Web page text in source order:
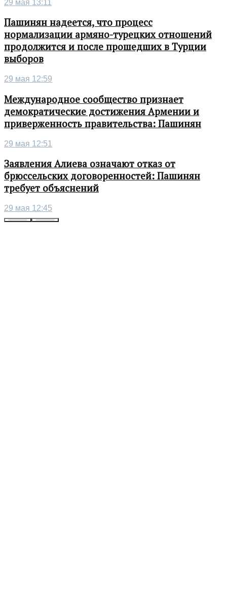
29 мая 13:11
Пашинян надеется, что процесс
нормализации армяно-турецких отношений
продолжится и после прошедших в Турции
выборов
29 мая 12:59
Международное сообщество признает
демократические достижения Армении и
приверженность правительства: Пашинян
29 мая 12:51
Заявления Алиева означают отказ от
брюссельских договоренностей: Пашинян
требует объяснений
29 мая 12:45